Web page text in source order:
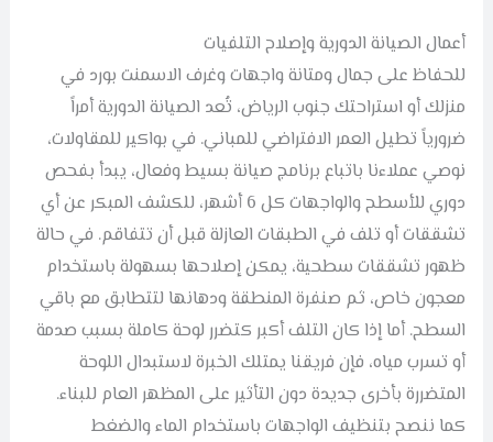
أعمال الصيانة الدورية وإصلاح التلفيات
للحفاظ على جمال ومتانة واجهات وغرف الاسمنت بورد في
منزلك أو استراحتك جنوب الرياض، تُعد الصيانة الدورية أمراً
ضرورياً تطيل العمر الافتراضي للمباني. في بواكير للمقاولات،
نوصي عملاءنا باتباع برنامج صيانة بسيط وفعال، يبدأ بفحص
دوري للأسطح والواجهات كل 6 أشهر، للكشف المبكر عن أي
تشققات أو تلف في الطبقات العازلة قبل أن تتفاقم. في حالة
ظهور تشققات سطحية، يمكن إصلاحها بسهولة باستخدام
معجون خاص، ثم صنفرة المنطقة ودهانها لتتطابق مع باقي
السطح. أما إذا كان التلف أكبر كتضرر لوحة كاملة بسبب صدمة
أو تسرب مياه، فإن فريقنا يمتلك الخبرة لاستبدال اللوحة
المتضررة بأخرى جديدة دون التأثير على المظهر العام للبناء.
كما ننصح بتنظيف الواجهات باستخدام الماء والضغط